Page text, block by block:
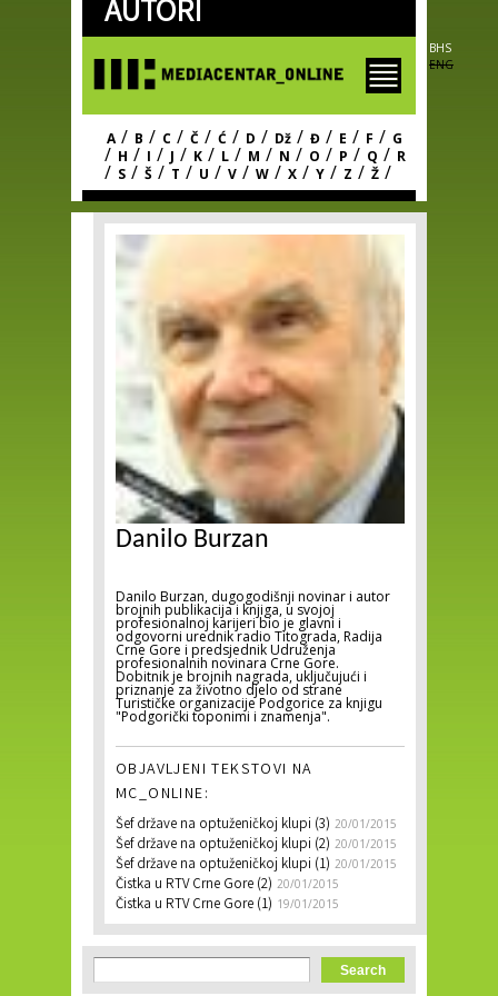
Skip to
main
AUTORI
BHS
ENG
A / B / C / Č / Ć / D / Dž / Đ / E / F / G
/ H / I / J / K / L / M / N / O / P / Q / R
/ S / Š / T / U / V / W / X / Y / Z / Ž /
Danilo Burzan
Danilo Burzan, dugogodišnji novinar i autor
brojnih publikacija i knjiga, u svojoj
profesionalnoj karijeri bio je glavni i
odgovorni urednik radio Titograda, Radija
Crne Gore i predsjednik Udruženja
profesionalnih novinara Crne Gore.
Dobitnik je brojnih nagrada, uključujući i
priznanje za životno djelo od strane
Turističke organizacije Podgorice za knjigu
"Podgorički toponimi i znamenja".
OBJAVLJENI TEKSTOVI NA
MC_ONLINE:
Šef države na optuženičkoj klupi (3) 20/01/2015
Šef države na optuženičkoj klupi (2) 20/01/2015
Šef države na optuženičkoj klupi (1) 20/01/2015
Čistka u RTV Crne Gore (2) 20/01/2015
Čistka u RTV Crne Gore (1) 19/01/2015
Search form
Search